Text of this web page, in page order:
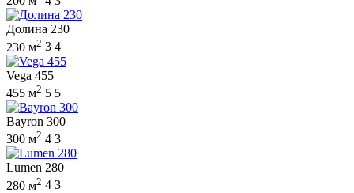
Долина 230
230 м2 3 4
Vega 455
455 м2 5 5
Bayron 300
300 м2 4 3
Lumen 280
280 м2 4 3